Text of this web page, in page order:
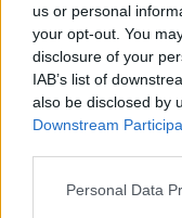
us or personal
your opt-out. You
disclosure of your
IAB’s list of
also be disclosed by
Downstream
Personal Data
alkalommal
kal haladta meg a
utazók száma - a
folyamatosan bővül,
KEDVES
A keresett cikk a